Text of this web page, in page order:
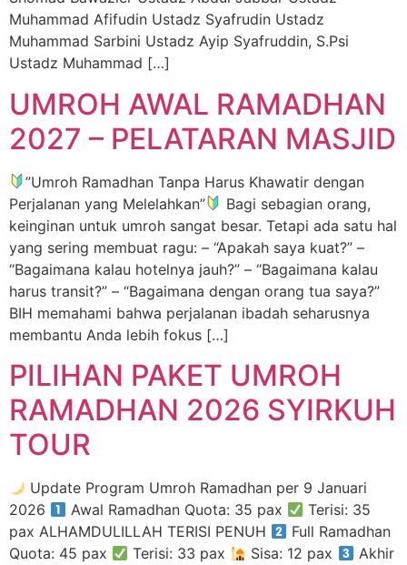
Muhammad Afifudin Ustadz Syafrudin Ustadz
Muhammad Sarbini Ustadz Ayip Syafruddin, S.Psi
Ustadz Muhammad […]
UMROH AWAL RAMADHAN
2027 – PELATARAN MASJID
”Umroh Ramadhan Tanpa Harus Khawatir dengan
Perjalanan yang Melelahkan”
Bagi sebagian orang,
keinginan untuk umroh sangat besar. Tetapi ada satu hal
yang sering membuat ragu: – “Apakah saya kuat?” –
“Bagaimana kalau hotelnya jauh?” – “Bagaimana kalau
harus transit?” – “Bagaimana dengan orang tua saya?”
BIH memahami bahwa perjalanan ibadah seharusnya
membantu Anda lebih fokus […]
PILIHAN PAKET UMROH
RAMADHAN 2026 SYIRKUH
TOUR
Update Program Umroh Ramadhan per 9 Januari
2026
Awal Ramadhan Quota: 35 pax
Terisi: 35
pax ALHAMDULILLAH TERISI PENUH
Full Ramadhan
Quota: 45 pax
Terisi: 33 pax Sisa: 12 pax
Akhir